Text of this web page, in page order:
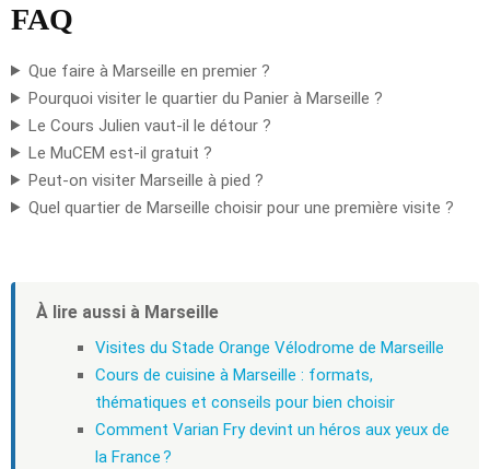
FAQ
Que faire à Marseille en premier ?
Pourquoi visiter le quartier du Panier à Marseille ?
Le Cours Julien vaut-il le détour ?
Le MuCEM est-il gratuit ?
Peut-on visiter Marseille à pied ?
Quel quartier de Marseille choisir pour une première visite ?
À lire aussi à Marseille
Visites du Stade Orange Vélodrome de Marseille
Cours de cuisine à Marseille : formats,
thématiques et conseils pour bien choisir
Comment Varian Fry devint un héros aux yeux de
la France ?